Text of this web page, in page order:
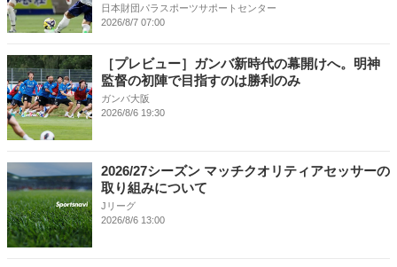
日本財団パラスポーツサポートセンター
2026/8/7 07:00
［プレビュー］ガンバ新時代の幕開けへ。明神
監督の初陣で目指すのは勝利のみ
ガンバ大阪
2026/8/6 19:30
2026/27シーズン マッチクオリティアセッサーの
取り組みについて
Jリーグ
2026/8/6 13:00